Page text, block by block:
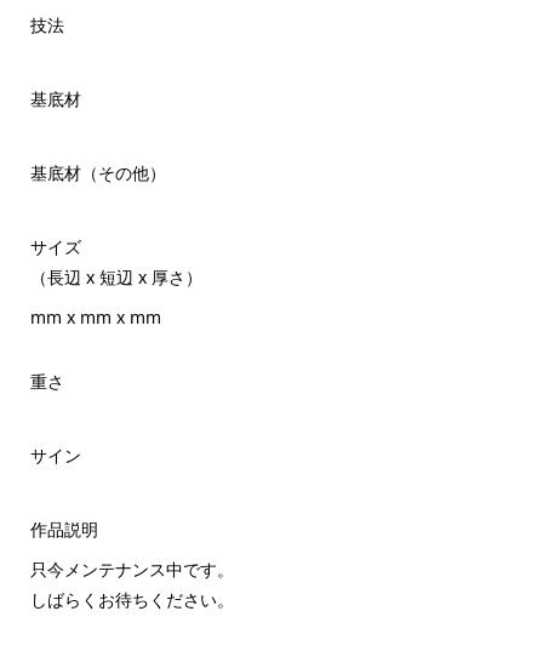
技法
基底材
基底材（その他）
サイズ
（長辺 x 短辺 x 厚さ）
mm x mm x mm
重さ
サイン
作品説明
只今メンテナンス中です。
しばらくお待ちください。